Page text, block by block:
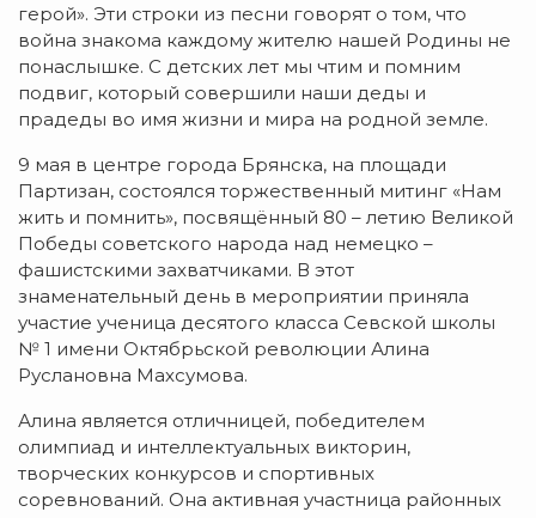
герой». Эти строки из песни говорят о том, что
война знакома каждому жителю нашей Родины не
понаслышке. С детских лет мы чтим и помним
подвиг, который совершили наши деды и
прадеды во имя жизни и мира на родной земле.
9 мая в центре города Брянска, на площади
Партизан, состоялся торжественный митинг «Нам
жить и помнить», посвящённый 80 – летию Великой
Победы советского народа над немецко –
фашистскими захватчиками. В этот
знаменательный день в мероприятии приняла
участие ученица десятого класса Севской школы
№ 1 имени Октябрьской революции Алина
Руслановна Махсумова.
Алина является отличницей, победителем
олимпиад и интеллектуальных викторин,
творческих конкурсов и спортивных
соревнований. Она активная участница районных